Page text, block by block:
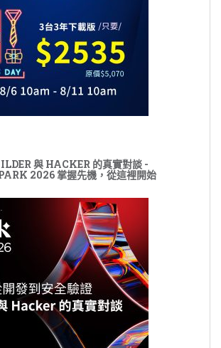
與 HACKER 的真實對談 -
2026 掌握先機，從這裡開始